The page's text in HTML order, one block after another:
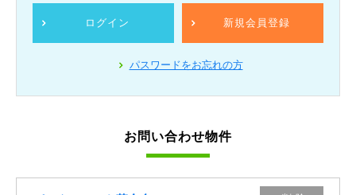
ログイン 新規会員登録
パスワードをお忘れの方
お問い合わせ物件